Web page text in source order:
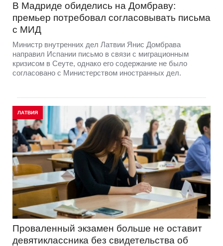
В Мадриде обиделись на Домбраву:
премьер потребовал согласовывать письма
с МИД
Министр внутренних дел Латвии Янис Домбрава
направил Испании письмо в связи с миграционным
кризисом в Сеуте, однако его содержание не было
согласовано с Министерством иностранных дел.
ЛАТВИЯ
Проваленный экзамен больше не оставит
девятиклассника без свидетельства об